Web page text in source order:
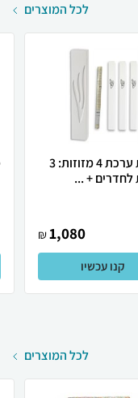
לכל המוצרים
מזוזות ערכת 4 מזוזות: 3
לחדרים + ...
1,080
₪
קנו עכשיו
לכל המוצרים